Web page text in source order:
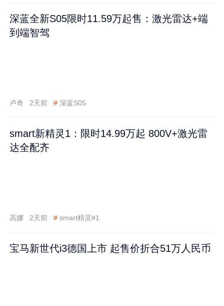
深蓝全新S05限时11.59万起售：激光雷达+端
到端智驾
卢奇 2天前 # 深蓝S05
smart新精灵1：限时14.99万起 800V+激光雷
达全配齐
高娜 2天前 # smart精灵#1
宝马新世代i3德国上市 起售价折合51万人民币